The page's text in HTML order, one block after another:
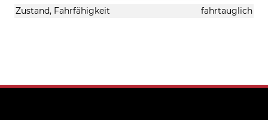
Zustand, Fahrfähigkeit
fahrtauglich